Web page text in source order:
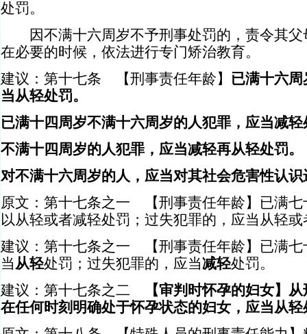
处罚。
因不满十六周岁不予刑事处罚的，责令其父
在必要的时候，依法进行专门矫治教育。
建议：第十七条 【刑事责任年龄】 已满十六
当从轻处罚。
已满十四周岁不满十六周岁的人犯罪，应当减轻
不满十四周岁的人犯罪，应当减轻再从轻处罚。
对不满十六周岁的人，应当对其社会危害性认
原文：第十七条之一 【刑事责任年龄】已满七
以从轻或者减轻处罚；过失犯罪的，应当从轻
建议：第十七条之一 【刑事责任年龄】已满七
当 从轻处罚；过失犯罪的，应当减轻处罚。
建议：第十七条之二
【审判时怀孕的妇女】
在任何时刻明确处于怀孕状态的妇女，应当从轻